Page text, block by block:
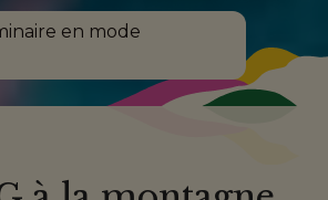
en mode